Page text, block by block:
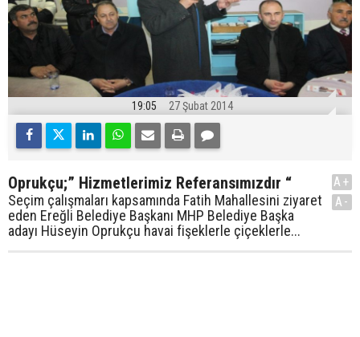
19:05 27 Şubat 2014
Oprukçu;” Hizmetlerimiz Referansımızdır “
Seçim çalışmaları kapsamında Fatih Mahallesini ziyaret
eden Ereğli Belediye Başkanı MHP Belediye Başka
adayı Hüseyin Oprukçu havai fişeklerle çiçeklerle...
A+
A-